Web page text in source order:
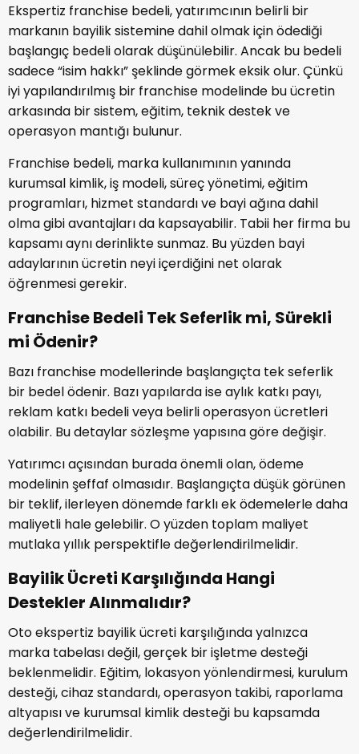
Ekspertiz franchise bedeli, yatırımcının belirli bir
markanın bayilik sistemine dahil olmak için ödediği
başlangıç bedeli olarak düşünülebilir. Ancak bu bedeli
sadece “isim hakkı” şeklinde görmek eksik olur. Çünkü
iyi yapılandırılmış bir franchise modelinde bu ücretin
arkasında bir sistem, eğitim, teknik destek ve
operasyon mantığı bulunur.
Franchise bedeli, marka kullanımının yanında
kurumsal kimlik, iş modeli, süreç yönetimi, eğitim
programları, hizmet standardı ve bayi ağına dahil
olma gibi avantajları da kapsayabilir. Tabii her firma bu
kapsamı aynı derinlikte sunmaz. Bu yüzden bayi
adaylarının ücretin neyi içerdiğini net olarak
öğrenmesi gerekir.
Franchise Bedeli Tek Seferlik mi, Sürekli
mi Ödenir?
Bazı franchise modellerinde başlangıçta tek seferlik
bir bedel ödenir. Bazı yapılarda ise aylık katkı payı,
reklam katkı bedeli veya belirli operasyon ücretleri
olabilir. Bu detaylar sözleşme yapısına göre değişir.
Yatırımcı açısından burada önemli olan, ödeme
modelinin şeffaf olmasıdır. Başlangıçta düşük görünen
bir teklif, ilerleyen dönemde farklı ek ödemelerle daha
maliyetli hale gelebilir. O yüzden toplam maliyet
mutlaka yıllık perspektifle değerlendirilmelidir.
Bayilik Ücreti Karşılığında Hangi
Destekler Alınmalıdır?
Oto ekspertiz bayilik ücreti karşılığında yalnızca
marka tabelası değil, gerçek bir işletme desteği
beklenmelidir. Eğitim, lokasyon yönlendirmesi, kurulum
desteği, cihaz standardı, operasyon takibi, raporlama
altyapısı ve kurumsal kimlik desteği bu kapsamda
değerlendirilmelidir.